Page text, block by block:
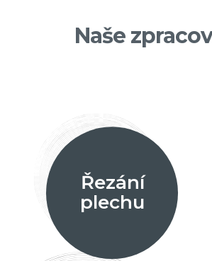
Naše
Řezání
plechu